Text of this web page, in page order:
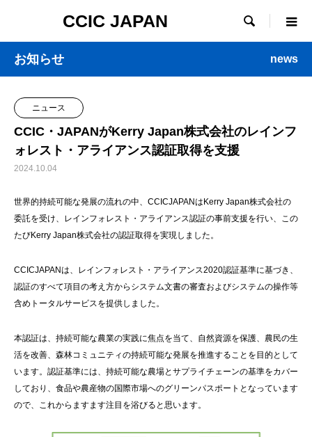
CCIC JAPAN 
お知らせ news
ニュース
CCIC・JAPANがKerry Japan株式会社のレインフ
ォレスト・アライアンス認証取得を支援
2024.10.04
世界的持続可能な発展の流れの中、CCICJAPANはKerry Japan株式会社の
委託を受け、レインフォレスト・アライアンス認証の事前支援を行い、この
たびKerry Japan株式会社の認証取得を実現しました。
CCICJAPANは、レインフォレスト・アライアンス2020認証基準に基づき、
認証のすべて項目の考え方からシステム文書の審査およびシステムの操作等
含めトータルサービスを提供しました。
本認証は、持続可能な農業の実践に焦点を当て、自然資源を保護、農民の生
活を改善、森林コミュニティの持続可能な発展を推進することを目的として
います。認証基準には、持続可能な農場とサプライチェーンの基準をカバー
しており、食品や農産物の国際市場へのグリーンパスポートとなっています
ので、これからますます注目を浴びると思います。